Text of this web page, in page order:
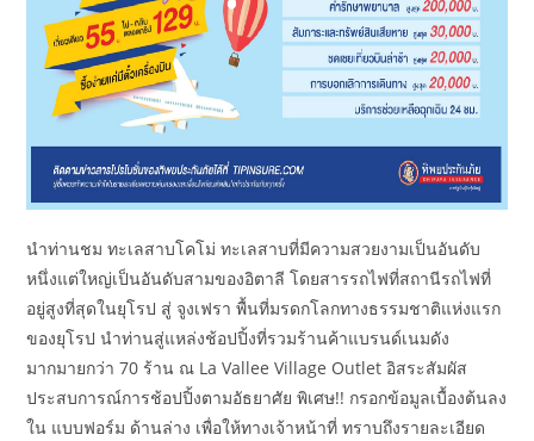
นำท่านชม ทะเลสาบโคโม่ ทะเลสาบที่มีความสวยงามเป็นอันดับ
หนึ่งแต่ใหญ่เป็นอันดับสามของอิตาลี โดยสารรถไฟที่สถานีรถไฟที่
อยู่สูงที่สุดในยุโรป สู่ จูงเฟรา พื้นที่มรดกโลกทางธรรมชาติแห่งแรก
ของยุโรป นำท่านสู่แหล่งช้อปปิ้งที่รวมร้านค้าแบรนด์เนมดัง
มากมายกว่า 70 ร้าน ณ La Vallee Village Outlet อิสระสัมผัส
ประสบการณ์การช้อปปิ้งตามอัธยาศัย พิเศษ!! กรอกข้อมูลเบื้องต้นลง
ใน แบบฟอร์ม ด้านล่าง เพื่อให้ทางเจ้าหน้าที่ ทราบถึงรายละเอียด